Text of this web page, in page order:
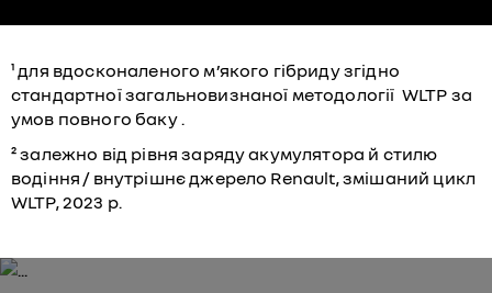
¹ для вдосконаленого м’якого гібриду згідно
стандартної загальновизнаної методології WLTP за
умов повного баку .
² залежно від рівня заряду акумулятора й стилю
водіння / внутрішнє джерело Renault, змішаний цикл
WLTP, 2023 р.